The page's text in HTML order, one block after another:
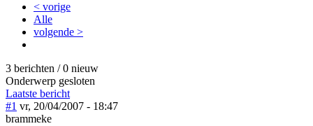
< vorige
Alle
volgende >
3 berichten / 0 nieuw
Onderwerp gesloten
Laatste bericht
#1 vr, 20/04/2007 - 18:47
brammeke